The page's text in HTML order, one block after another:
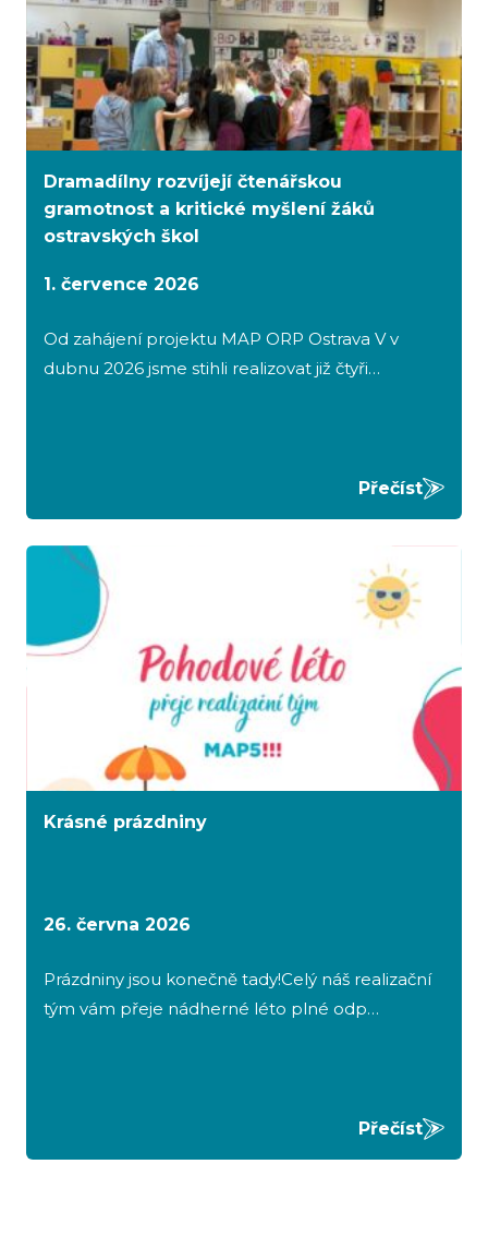
Dramadílny rozvíjejí čtenářskou
gramotnost a kritické myšlení žáků
ostravských škol
1. července 2026
Od zahájení projektu MAP ORP Ostrava V v
dubnu 2026 jsme stihli realizovat již čtyři…
Přečíst
Krásné prázdniny
26. června 2026
Prázdniny jsou konečně tady!Celý náš realizační
tým vám přeje nádherné léto plné odp…
Přečíst